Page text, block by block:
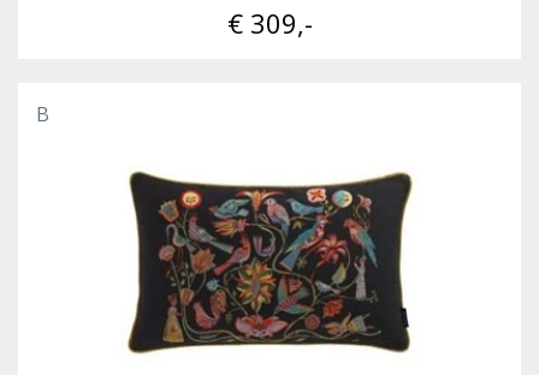
€ 309,-
B